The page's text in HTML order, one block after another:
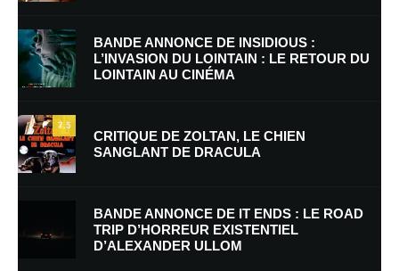
Nom*
E-mail*
Enregistrer mon nom, mon e-mail et mon site dans le navigateur pour
BANDE ANNONCE DE INSIDIOUS :
L’INVASION DU LOINTAIN : LE RETOUR DU
LOINTAIN AU CINÉMA
7.5
CRITIQUE DE ZOLTAN, LE CHIEN
SANGLANT DE DRACULA
BANDE ANNONCE DE IT ENDS : LE ROAD
TRIP D’HORREUR EXISTENTIEL
D’ALEXANDER ULLOM